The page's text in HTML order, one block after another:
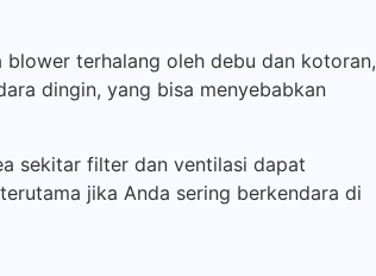
terhalang oleh debu dan kotoran,
dingin, yang bisa menyebabkan
sekitar filter dan ventilasi dapat
jika Anda sering berkendara di